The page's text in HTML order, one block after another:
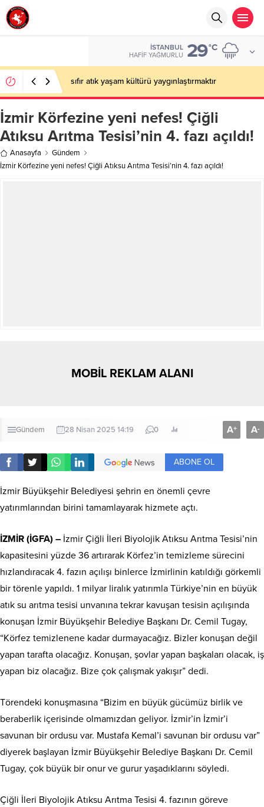
İSTANBUL
HAFIF YAĞMURLU 29°C
sıfır atık yaşam kültürü yaygınlaştırmaktır
İzmir Körfezine yeni nefes! Çiğli
Atıksu Arıtma Tesisi’nin 4. fazı açıldı!
Anasayfa
Gündem
İzmir Körfezine yeni nefes! Çiğli Atıksu Arıtma Tesisi’nin 4. fazı açıldı!
MOBİL REKLAM ALANI
Gündem 28 Nisan 2025 14:19 0 A+ A-
ABONE OL
İzmir Büyükşehir Belediyesi şehrin en önemli çevre
yatırımlarından birini tamamlayarak hizmete açtı.
İZMİR (İGFA) – İzmir Çiğli İleri Biyolojik Atıksu Arıtma Tesisi’nin
kapasitesini yüzde 36 artırarak Körfez’in temizleme sürecini
hızlandıracak 4. fazın açılışı binlerce İzmirlinin katıldığı görkemli
bir törenle yapıldı. 1 milyar liralık yatırımla Türkiye’nin en büyük
atık su arıtma tesisi unvanına tekrar kavuşan tesisin açılışında
konuşan İzmir Büyükşehir Belediye Başkanı Dr. Cemil Tugay,
“Körfez temizlenene kadar durmayacağız. Bizler konuşan değil
yapan tarafta olacağız. Konuşan, şovlar yapan başkaları olacak, iş
yapan biz olacağız. Bize çok çalışmak yakışır” dedi.
Törendeki konuşmasına “Bizim en büyük gücümüz birlik ve
beraberlik içerisinde olmamızdan geliyor. İzmir’in İzmir’i
savunan bir ordusu var. Mustafa Kemal’i savunan bir ordusu var”
diyerek başlayan İzmir Büyükşehir Belediye Başkanı Dr. Cemil
Tugay, çok büyük bir onur ve gurur yaşadıklarını söyledi.
Çiğli İleri Biyolojik Atıksu Arıtma Tesisi 4. fazının göreve